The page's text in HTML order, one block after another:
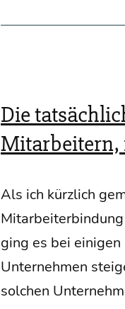
Die
Mitarbeitern,
Als ich kürz­lich
ging es bei
Unter­neh­men
sol­chen